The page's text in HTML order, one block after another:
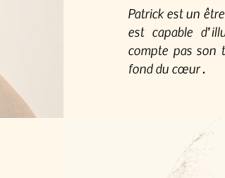
Patrick est un
est capable
compte pas son
fond du cœur .